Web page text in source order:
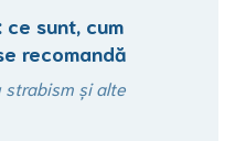
ce sunt, cum
recomandă
și alte